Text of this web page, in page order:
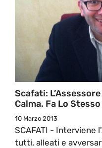
Scafati:
Calma. Fa Lo
10 Marzo 2013
SCAFATI - Interviene
tutti, alleati e